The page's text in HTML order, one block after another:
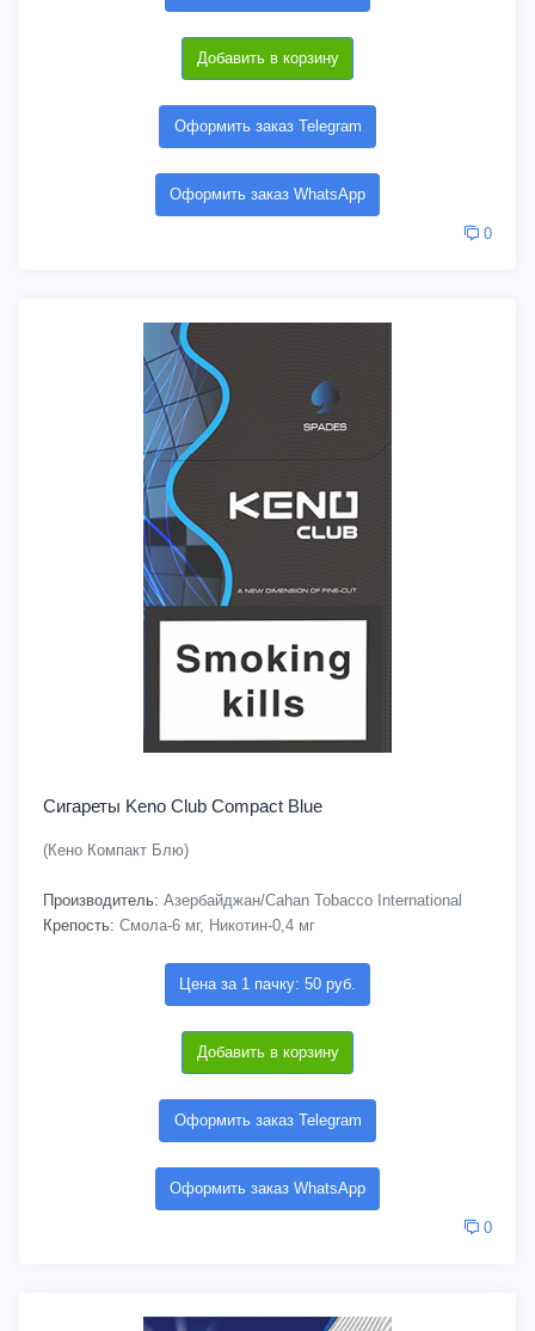
Добавить в корзину
Оформить заказ Telegram
Оформить заказ WhatsApp
0
Сигареты Keno Club Compact Blue
(Кено Компакт Блю)
Производитель: Азербайджан/Cahan Tobacco International
Крепость: Смола-6 мг, Никотин-0,4 мг
Цена за 1 пачку: 50 руб.
Добавить в корзину
Оформить заказ Telegram
Оформить заказ WhatsApp
0